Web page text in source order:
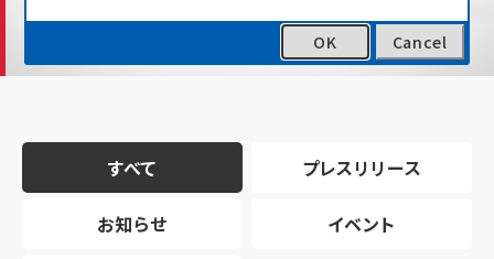
すべて プレスリリース
お知らせ イベント
OK Cancel